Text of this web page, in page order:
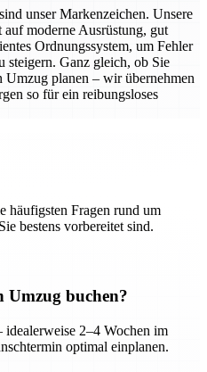
unser Markenzeichen. Unsere
moderne Ausrüstung, gut
Ordnungssystem, um Fehler
steigern. Ganz gleich, ob Sie
planen – wir übernehmen
so für ein reibungsloses
häufigsten Fragen rund um
bestens vorbereitet sind.
Umzug buchen?
2–4 Wochen im
optimal einplanen.